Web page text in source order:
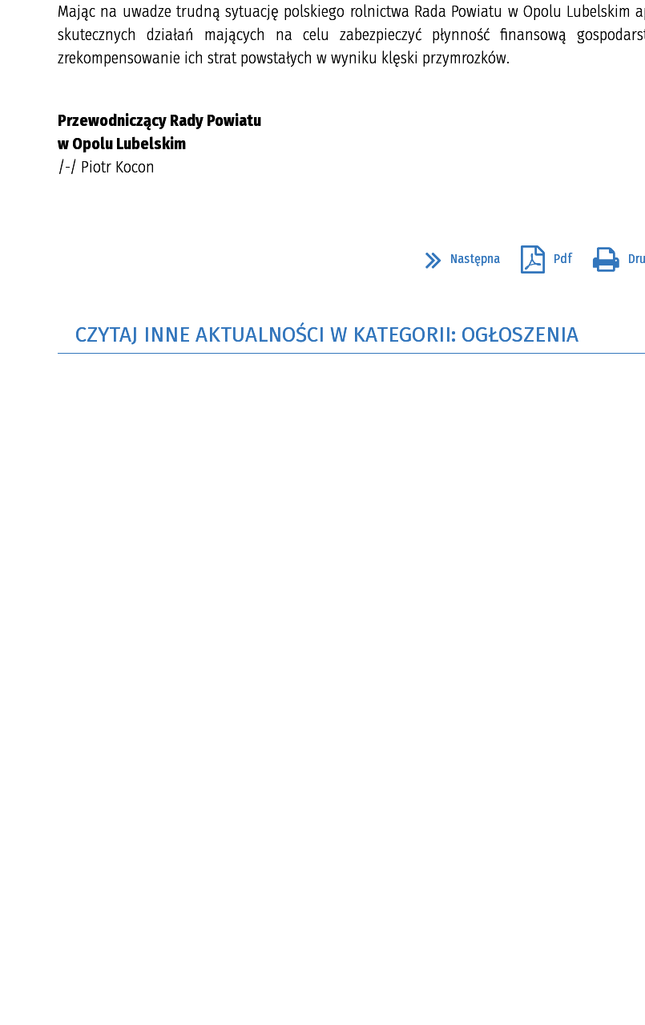
Mając na uwadze trudną sytuację polskiego rolnictwa Rada Powiatu w Opolu Lubelskim
skutecznych działań mających na celu zabezpieczyć płynność finansową
zrekompensowanie ich strat powstałych w wyniku klęski przymrozków.
Przewodniczący Rady Powiatu
w Opolu Lubelskim
/-/ Piotr Kocon
Następna Pdf
CZYTAJ INNE AKTUALNOŚCI W KATEGORII: OGŁOSZENIA